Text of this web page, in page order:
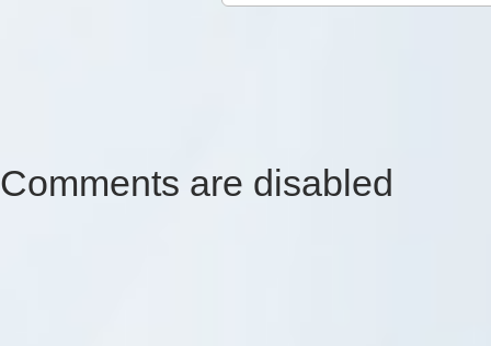
Comments are disabled